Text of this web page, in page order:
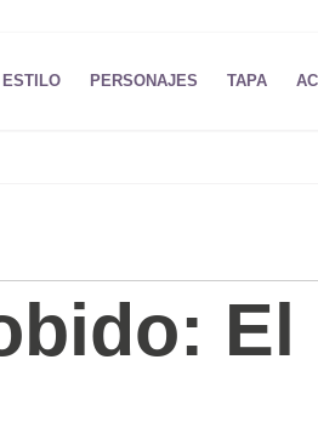
ESTILO PERSONAJES TAPA
El